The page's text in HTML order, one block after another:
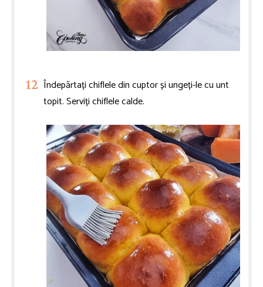
Îndepărtați chiflele din cuptor și ungeți-le cu unt
topit. Serviți chiflele calde.